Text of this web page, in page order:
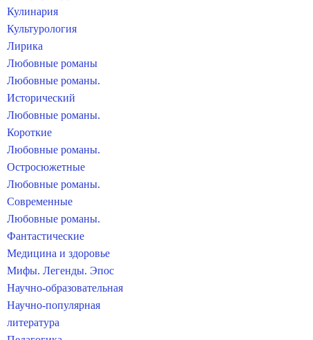
Кулинария
Культурология
Лирика
Любовные романы
Любовные романы.
Исторический
Любовные романы.
Короткие
Любовные романы.
Остросюжетные
Любовные романы.
Современные
Любовные романы.
Фантастические
Медицина и здоровье
Мифы. Легенды. Эпос
Научно-образовательная
Научно-популярная
литература